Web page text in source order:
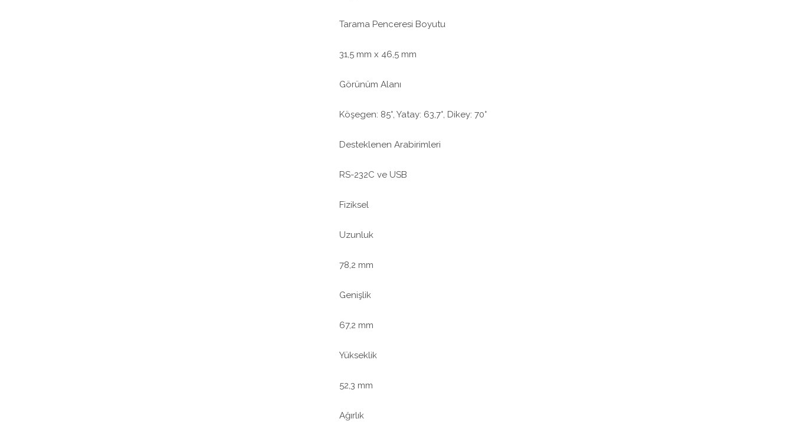
Tarama Penceresi Boyutu
31,5 mm x 46,5 mm
Görünüm Alanı
Köşegen: 85°, Yatay: 63,7°, Dikey: 70°
Desteklenen Arabirimleri
RS-232C ve USB
Fiziksel
Uzunluk
78,2 mm
Genişlik
67,2 mm
Yükseklik
52,3 mm
Ağırlık